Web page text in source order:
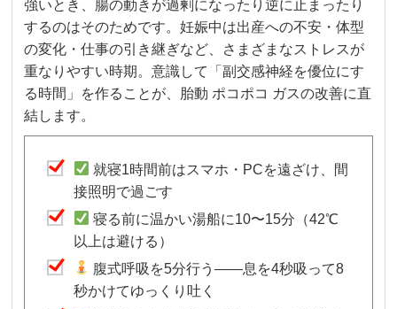
強いとき、腸の動きが過剰になったり逆に止まったり
するのはそのためです。妊娠中は出産への不安・体型
の変化・仕事の引き継ぎなど、さまざまなストレスが
重なりやすい時期。意識して「副交感神経を優位にす
る時間」を作ることが、胎動 ポコポコ ガスの改善に直
結します。
就寝1時間前はスマホ・PCを遠ざけ、間
接照明で過ごす
寝る前に温かい湯船に10〜15分（42℃
以上は避ける）
腹式呼吸を5分行う——息を4秒吸って8
秒かけてゆっくり吐く